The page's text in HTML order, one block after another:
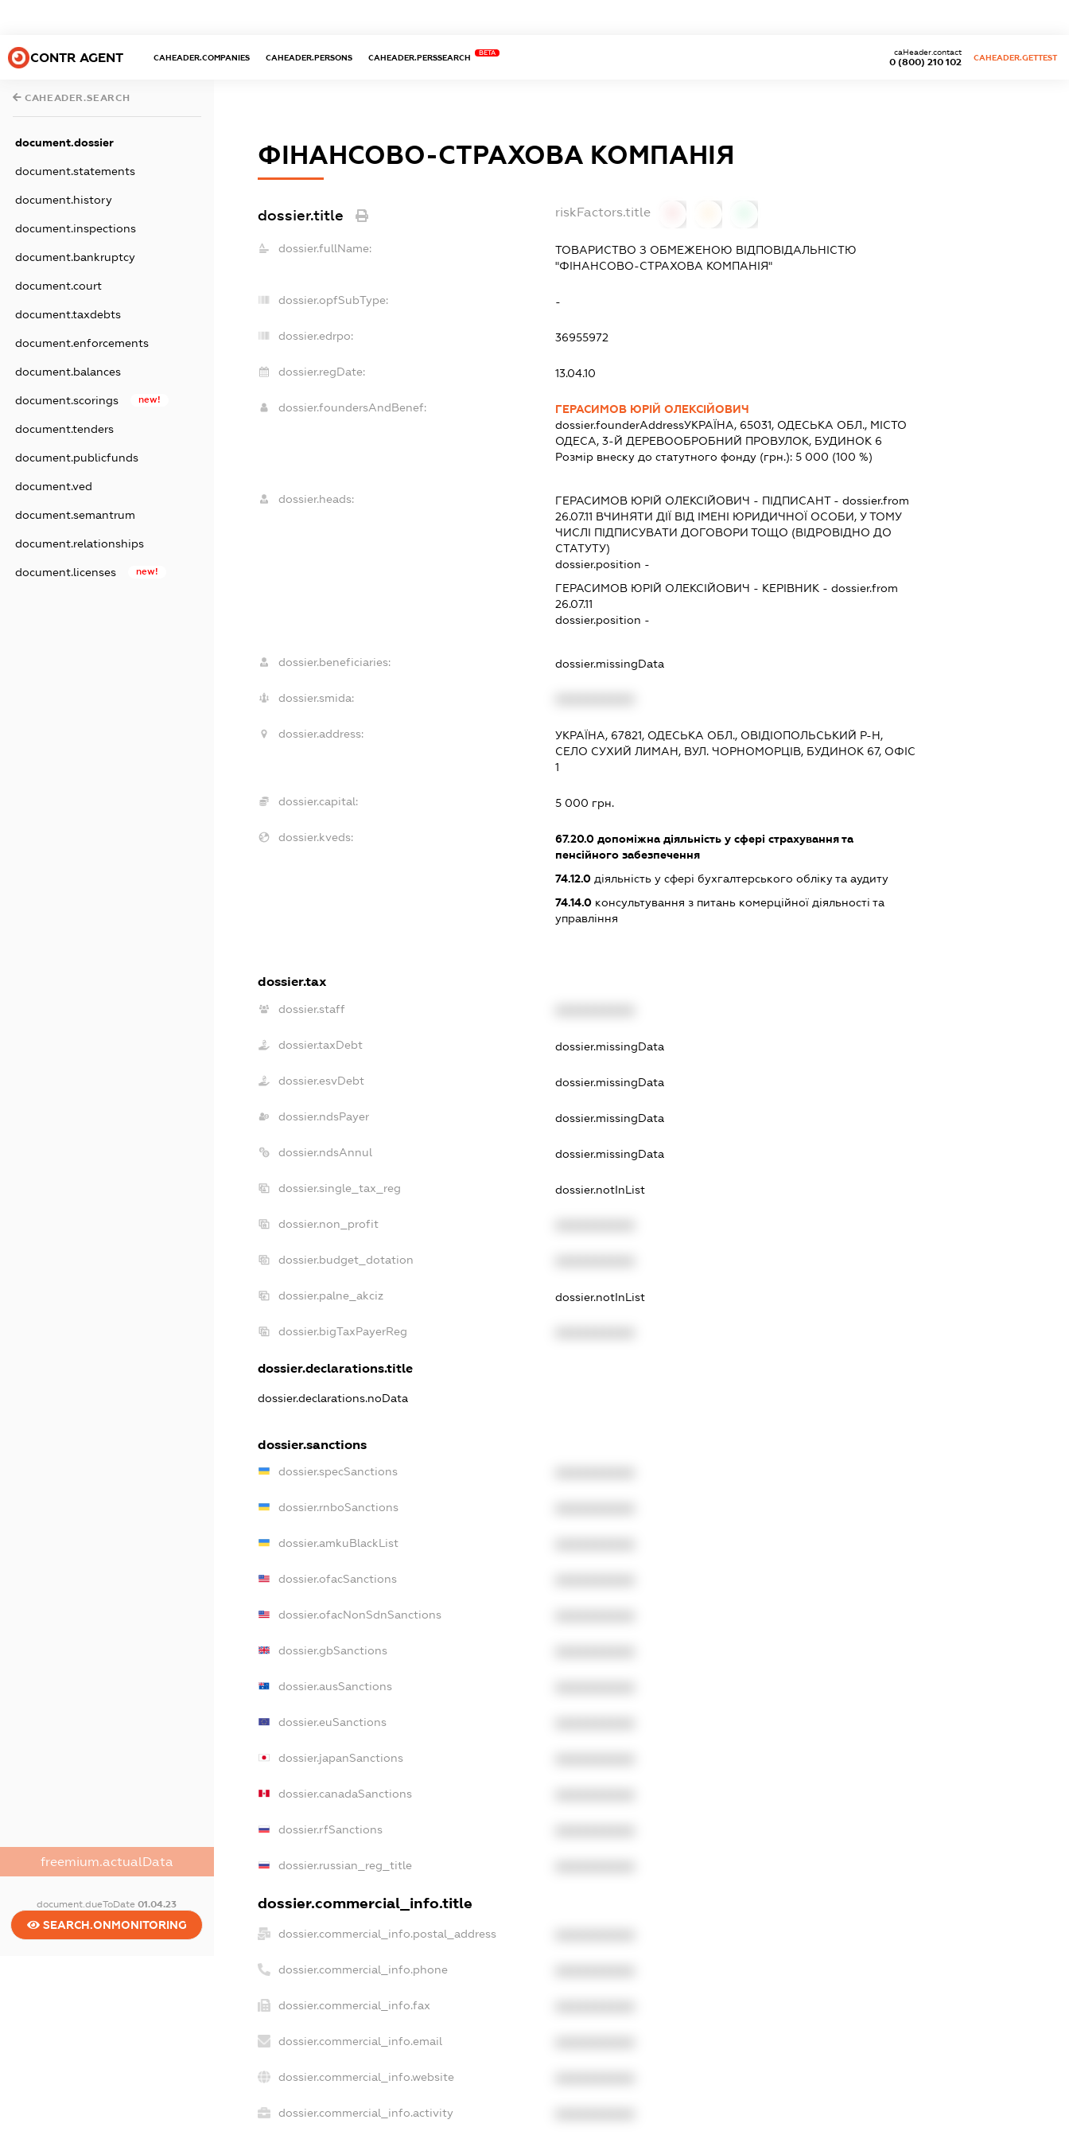
CONTR AGENT CAHEADER.COMPANIES CAHEADER.PERSONS CAHEADER.PERSSEARCH
BETA
0 (800) 210 102
caHeader.contact
CAHEADER.GETTEST
CAHEADER.SEARCH
document.dossier
document.statements
document.history
document.inspections
document.bankruptcy
document.court
document.taxdebts
document.enforcements
document.balances
document.scorings new!
document.tenders
document.publicfunds
document.ved
document.semantrum
document.relationships
document.licenses new!
freemium.actualData
document.dueToDate01.04.23
SEARCH.ONMONITORING
ФІНАНСОВО-СТРАХОВА КОМПАНІЯ
dossier.title riskFactors.title
dossier.fullName:
ТОВАРИСТВО З ОБМЕЖЕНОЮ ВІДПОВІДАЛЬНІСТЮ
"ФІНАНСОВО-СТРАХОВА КОМПАНІЯ"
dossier.opfSubType: -
dossier.edrpo: 36955972
dossier.regDate: 13.04.10
dossier.foundersAndBenef:
ГЕРАСИМОВ ЮРІЙ ОЛЕКСІЙОВИЧ
dossier.founderAddressУКРАЇНА, 65031, ОДЕСЬКА ОБЛ., МІСТО
ОДЕСА, 3-Й ДЕРЕВООБРОБНИЙ ПРОВУЛОК, БУДИНОК 6
Розмір внеску до статутного фонду (грн.): 5 000 (100 %)
dossier.heads: ГЕРАСИМОВ ЮРІЙ ОЛЕКСІЙОВИЧ - ПІДПИСАНТ- dossier.from
26.07.11 ВЧИНЯТИ ДІЇ ВІД ІМЕНІ ЮРИДИЧНОЇ ОСОБИ, У ТОМУ
ЧИСЛІ ПІДПИСУВАТИ ДОГОВОРИ ТОЩО (ВІДРОВІДНО ДО
СТАТУТУ)
dossier.position -
ГЕРАСИМОВ ЮРІЙ ОЛЕКСІЙОВИЧ - КЕРІВНИК- dossier.from
26.07.11
dossier.position -
dossier.beneficiaries: dossier.missingData
dossier.smida:
dossier.address:
УКРАЇНА, 67821, ОДЕСЬКА ОБЛ., ОВІДІОПОЛЬСЬКИЙ Р-Н,
СЕЛО СУХИЙ ЛИМАН, ВУЛ. ЧОРНОМОРЦІВ, БУДИНОК 67, ОФІС
1
dossier.capital: 5 000 грн.
dossier.kveds: 67.20.0допоміжна діяльність у сфері страхування та
пенсійного забезпечення
74.12.0діяльність у сфері бухгалтерського обліку та аудиту
74.14.0консультування з питань комерційної діяльності та
управління
dossier.tax
dossier.staff
dossier.taxDebt dossier.missingData
dossier.esvDebt dossier.missingData
dossier.ndsPayer dossier.missingData
dossier.ndsAnnul dossier.missingData
dossier.single_tax_reg dossier.notInList
dossier.non_profit
dossier.budget_dotation
dossier.palne_akciz dossier.notInList
dossier.bigTaxPayerReg
dossier.declarations.title
dossier.declarations.noData
dossier.sanctions
dossier.specSanctions
dossier.rnboSanctions
dossier.amkuBlackList
dossier.ofacSanctions
dossier.ofacNonSdnSanctions
dossier.gbSanctions
dossier.ausSanctions
dossier.euSanctions
dossier.japanSanctions
dossier.canadaSanctions
dossier.rfSanctions
dossier.russian_reg_title
dossier.commercial_info.title
dossier.commercial_info.postal_address
dossier.commercial_info.phone
dossier.commercial_info.fax
dossier.commercial_info.email
dossier.commercial_info.website
dossier.commercial_info.activity